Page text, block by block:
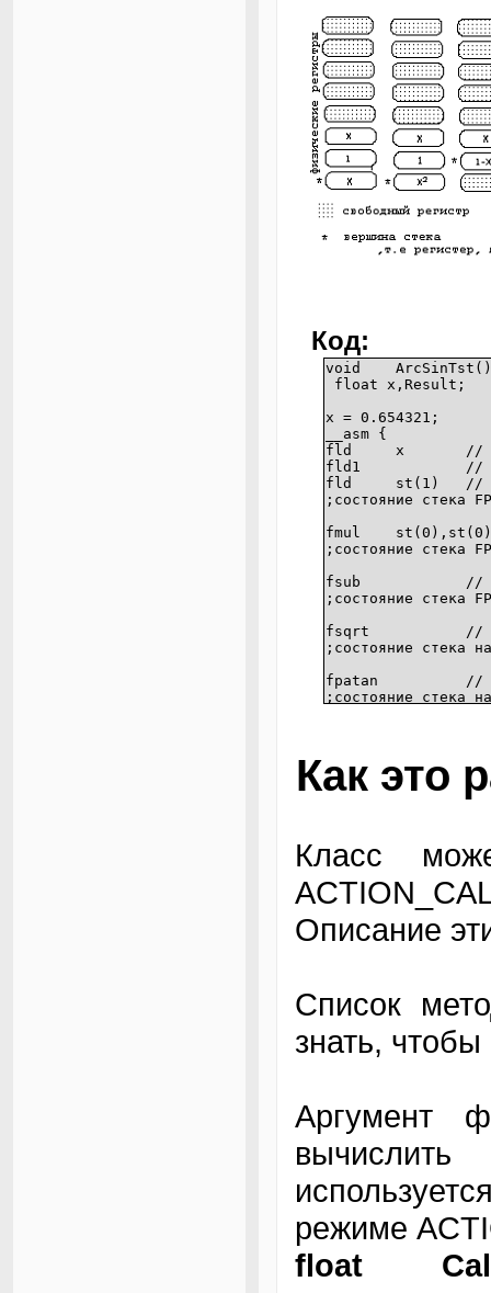
Код:
void
float x,Result;
x = 0.654321;
__asm {
fld
x
//
fld1
//
fld
st(1)
//
;состояние стека
fmul
st(0),st(0)
;состояние стека
fsub
//
;состояние стека
fsqrt
//
;состояние стека
fpatan
//
;состояние стека
Как это
Класс
Описание
Список
знать,
Аргумент
режиме
float